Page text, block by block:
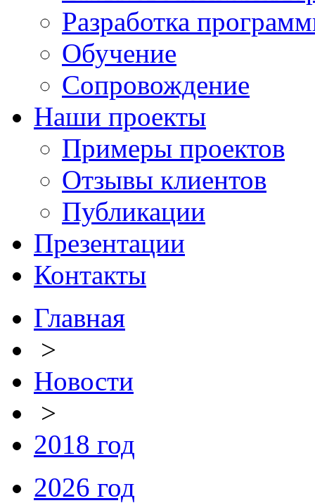
Разработка
Обучение
Сопровождение
Наши проекты
Примеры проектов
Отзывы клиентов
Публикации
Презентации
Контакты
Главная
>
Новости
>
2018 год
2026 год